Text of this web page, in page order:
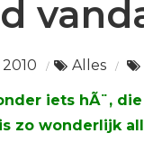
Alles
iets hÃ¨,
zo wonderlijk